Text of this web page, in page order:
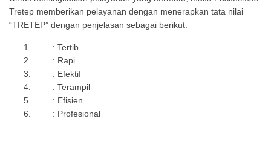
Tretep memberikan pelayanan dengan menerapkan tata nilai
“TRETEP” dengan penjelasan sebagai berikut:
: Tertib
: Rapi
: Efektif
: Terampil
: Efisien
: Profesional